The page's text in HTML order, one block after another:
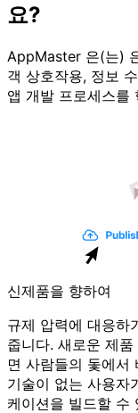
요?
AppMaster 은(는)
객 상호작용, 정보
앱 개발 프로세스를
신제품을 향하여
규제 압력에 대응하
줍니다. 새로운 제
면 사람들의 돛에
기술이 없는 사용자
케이션을 빌드할 수